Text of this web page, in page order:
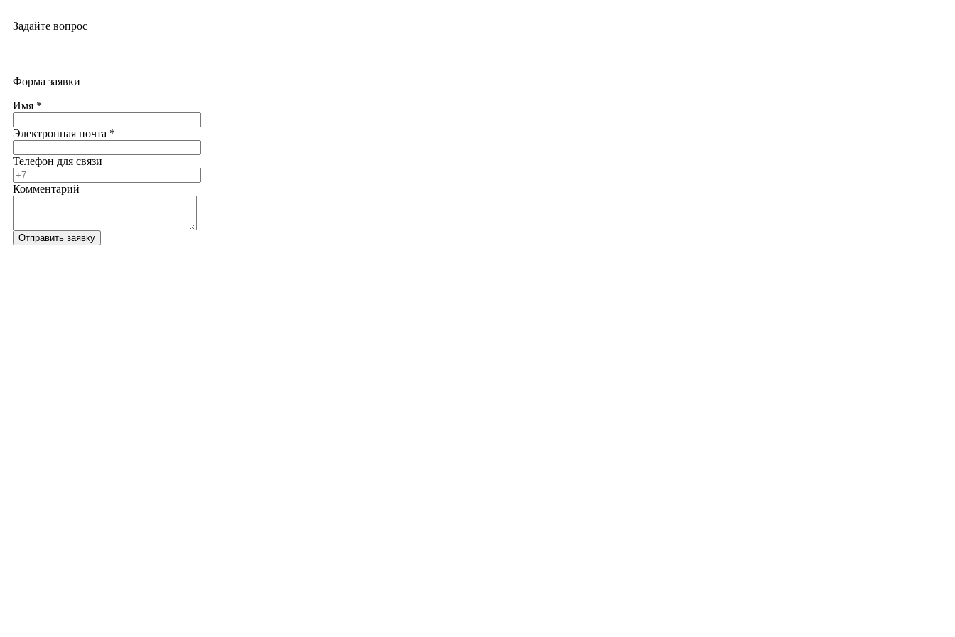
Задайте вопрос
Форма заявки
Имя *
Электронная почта *
Телефон для связи
Комментарий
Отправить заявку